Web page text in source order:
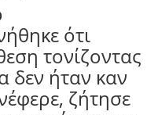
ότι
τονίζοντας
δεν ήταν καν
ζήτησε